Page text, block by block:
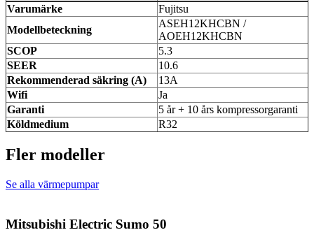
Varumärke
Fujitsu
Modellbeteckning
ASEH12KHCBN /
AOEH12KHCBN
SCOP
5.3
SEER
10.6
Rekommenderad säkring (A)
13A
Wifi
Ja
Garanti
5 år + 10 års kompressorgaranti
Köldmedium
R32
Fler modeller
Se alla värmepumpar
Mitsubishi Electric Sumo 50